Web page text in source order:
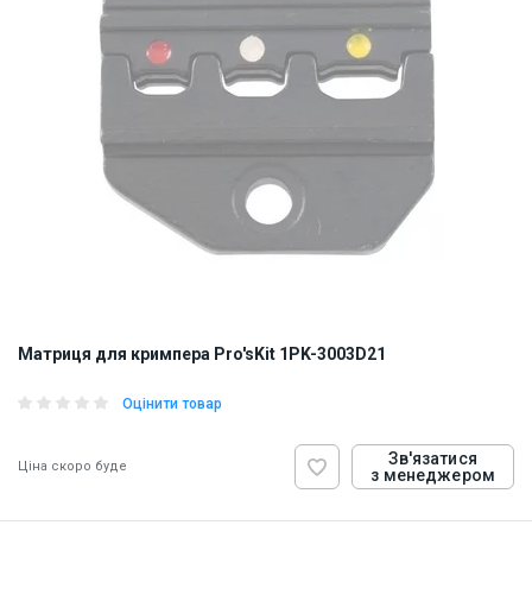
Матриця для кримпера Pro'sKit 1PK-3003D21
Оцінити товар
Ціна скоро буде
Зв'язатися
з менеджером